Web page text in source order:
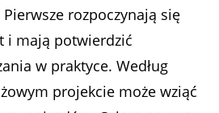
rozpoczynają się
i mają potwierdzić
w praktyce. Według
projekcie może wziąć